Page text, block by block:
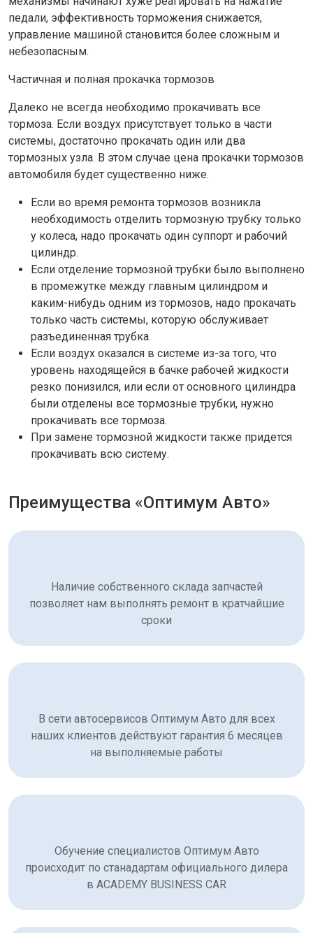
педали, эффективность торможения снижается,
управление машиной становится более сложным и
небезопасным.
Частичная и полная прокачка тормозов
Далеко не всегда необходимо прокачивать все
тормоза. Если воздух присутствует только в части
системы, достаточно прокачать один или два
тормозных узла. В этом случае цена прокачки тормозов
автомобиля будет существенно ниже.
Если во время ремонта тормозов возникла
необходимость отделить тормозную трубку только
у колеса, надо прокачать один суппорт и рабочий
цилиндр.
Если отделение тормозной трубки было выполнено
в промежутке между главным цилиндром и
каким-нибудь одним из тормозов, надо прокачать
только часть системы, которую обслуживает
разъединенная трубка.
Если воздух оказался в системе из-за того, что
уровень находящейся в бачке рабочей жидкости
резко понизился, или если от основного цилиндра
были отделены все тормозные трубки, нужно
прокачивать все тормоза.
При замене тормозной жидкости также придется
прокачивать всю систему.
Преимущества «Оптимум Авто»
Наличие собственного склада запчастей
позволяет нам выполнять ремонт в кратчайшие
сроки
В сети автосервисов Оптимум Авто для всех
наших клиентов действуют гарантия 6 месяцев
на выполняемые работы
Обучение специалистов Оптимум Авто
происходит по станадартам официального дилера
в ACADEMY BUSINESS CAR